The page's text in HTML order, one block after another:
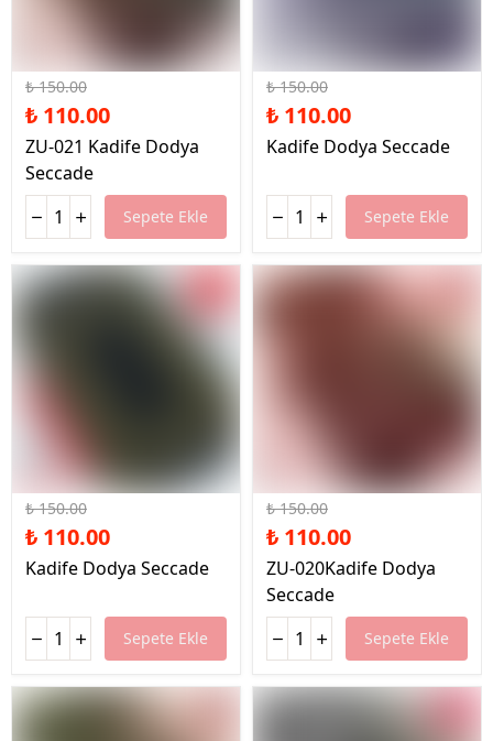
%27 İndirim
₺ 150.00
₺ 110.00
ZU-021 Kadife Dodya
Seccade
Sepete Ekle
₺ 150.00
₺ 110.00
Kadife Dodya Seccade
Sepete Ekle
%27 İndirim
₺ 150.00
₺ 110.00
Kadife Dodya Seccade
Sepete Ekle
%27 İndirim
₺ 150.00
₺ 110.00
ZU-020Kadife Dodya
Seccade
Sepete Ekle